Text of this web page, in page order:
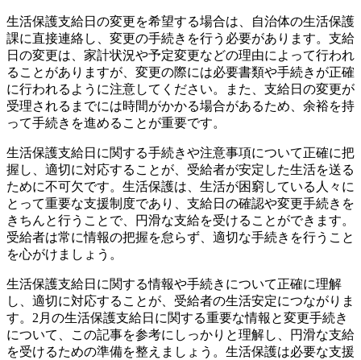
生活保護支給日の変更を希望する場合は、自治体の生活保護
課に直接連絡し、変更の手続きを行う必要があります。支給
日の変更は、家計状況や予定変更などの理由によって行われ
ることがありますが、変更の際には必要書類や手続きが正確
に行われるように注意してください。また、支給日の変更が
受理されるまでには時間がかかる場合があるため、余裕を持
って手続きを進めることが重要です。
生活保護支給日に関する手続きや注意事項について正確に把
握し、適切に対応することが、受給者が安定した生活を送る
ために不可欠です。生活保護は、生活が困窮している人々に
とって重要な支援制度であり、支給日の確認や変更手続きを
きちんと行うことで、円滑な支給を受けることができます。
受給者は常に情報の把握を怠らず、適切な手続きを行うこと
を心がけましょう。
生活保護支給日に関する情報や手続きについて正確に理解
し、適切に対応することが、受給者の生活安定につながりま
す。2月の生活保護支給日に関する重要な情報と変更手続き
について、この記事を参考にしっかりと理解し、円滑な支給
を受けるための準備を整えましょう。生活保護は必要な支援